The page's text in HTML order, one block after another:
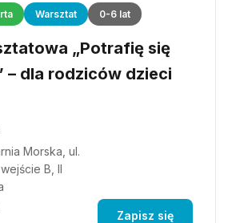
Warsztat 0-6 lat
„Potrafię się
– dla rodziców dzieci
Morska, ul.
B, II
Zapisz się